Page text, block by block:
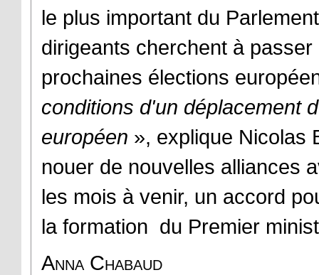
le plus important du
dirigeants cherchent à
prochaines élections
conditions d'un déplacement
européen », explique Nicolas
nouer de nouvelles alliances
les mois à venir, un accord
la formation du Premier
Anna Chabaud